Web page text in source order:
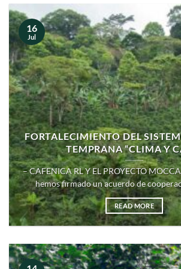
FORTALECIMIENTO DEL
TEMPRANA “CLIMA Y
– CAFENICA RL Y EL PROYECTO
hemos firmado un acuerdo de
READ MORE
16
Jul